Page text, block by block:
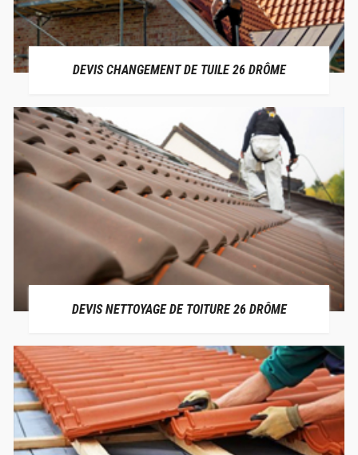
DEVIS CHANGEMENT DE TUILE 26 DRÔME
DEVIS NETTOYAGE DE TOITURE 26 DRÔME